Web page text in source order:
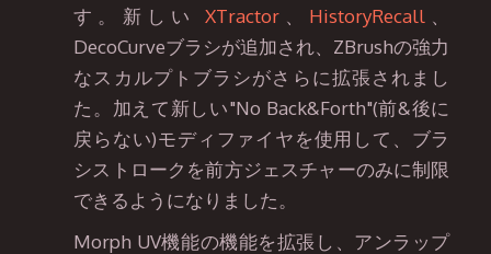
す。新しいXTractor HistoryRecall
DecoCurveブラシが追加され、ZBrushの強力
なスカルプトブラシがさらに拡張されまし
た。加えて新しい"No Back&Forth"(前&後に
戻らない)モディファイヤを使用して、ブラ
シストロークを前方ジェスチャーのみに制限
できるようになりました。
Morph UV機能の機能を拡張し、アンラップ